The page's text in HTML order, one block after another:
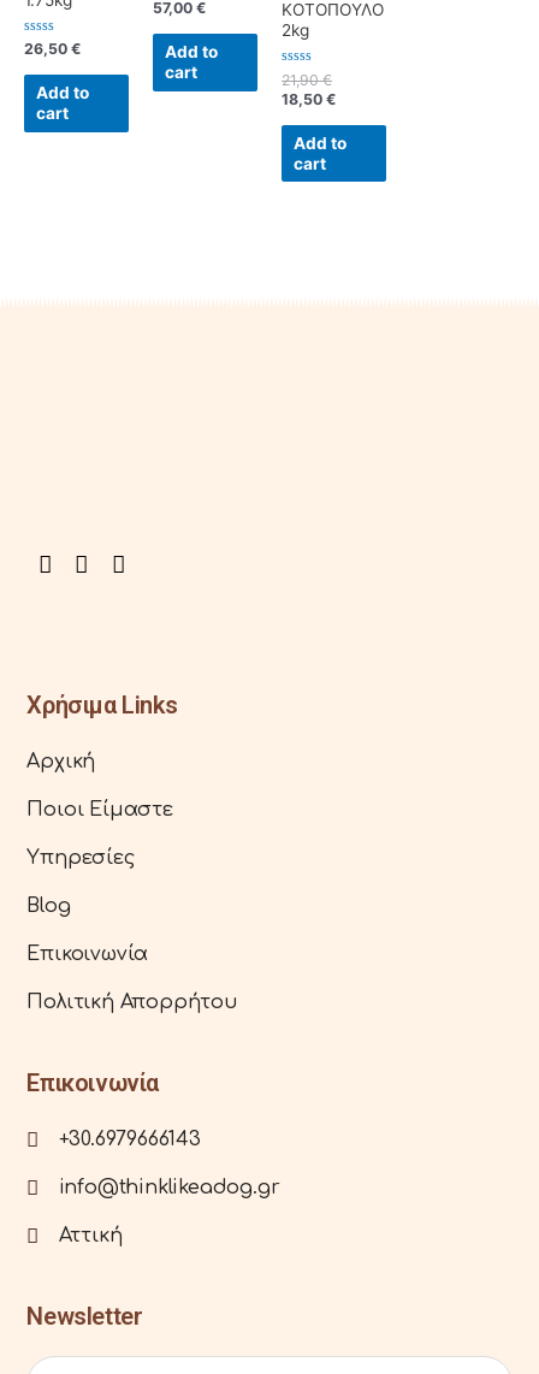
Rated
out
26,50 €
Add to
cart
Rated
out
57,00 €
Add to
cart
ΚΟΤΟΠΟΥΛΟ
2kg
Rated
0
out
5
21,90€
18,50 €
Add to
cart
Χρήσιμα Links
Αρχική
Ποιοι Είμαστε
Υπηρεσίες
Blog
Επικοινωνία
Πολιτική Απορρήτου
Επικοινωνία
+30.6979666143
info@thinklikeadog.gr
Αττική
Newsletter